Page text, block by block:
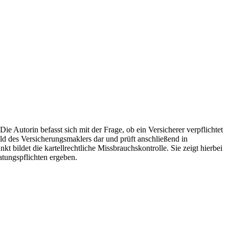
Autorin befasst sich mit der Frage, ob ein Versicherer verpflichtet
des Versicherungsmaklers dar und prüft anschließend in
bildet die kartellrechtliche Missbrauchskontrolle. Sie zeigt hierbei
ergeben.